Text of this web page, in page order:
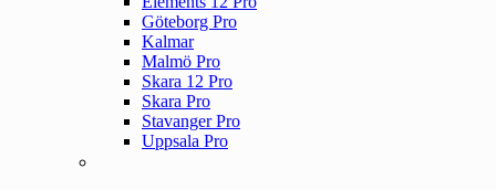
Göteborg Pro
Kalmar
Malmö Pro
Skara 12 Pro
Skara Pro
Stavanger Pro
Uppsala Pro